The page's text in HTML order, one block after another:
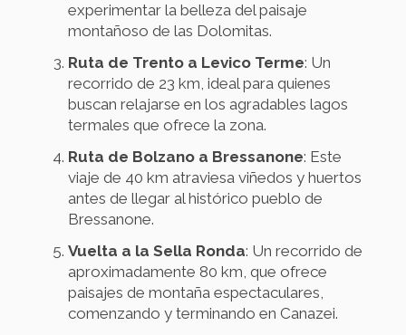
experimentar la belleza del paisaje
montañoso de las Dolomitas.
Ruta de Trento a Levico Terme: Un
recorrido de 23 km, ideal para quienes
buscan relajarse en los agradables lagos
termales que ofrece la zona.
Ruta de Bolzano a Bressanone: Este
viaje de 40 km atraviesa viñedos y huertos
antes de llegar al histórico pueblo de
Bressanone.
Vuelta a la Sella Ronda: Un recorrido de
aproximadamente 80 km, que ofrece
paisajes de montaña espectaculares,
comenzando y terminando en Canazei.